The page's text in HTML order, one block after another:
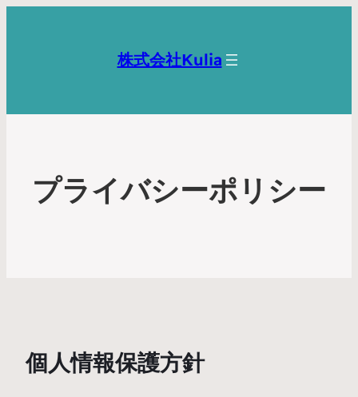
株式会社Kulia
プライバシーポリシー
個人情報保護方針